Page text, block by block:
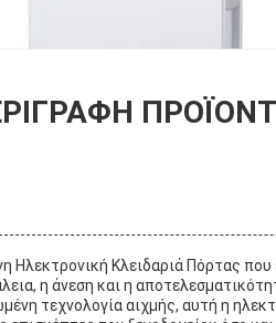
Ηλεκτρονική Κλειδαριά Πόρτας που
η άνεση και η
τεχνολογία αιχμής, αυτή η